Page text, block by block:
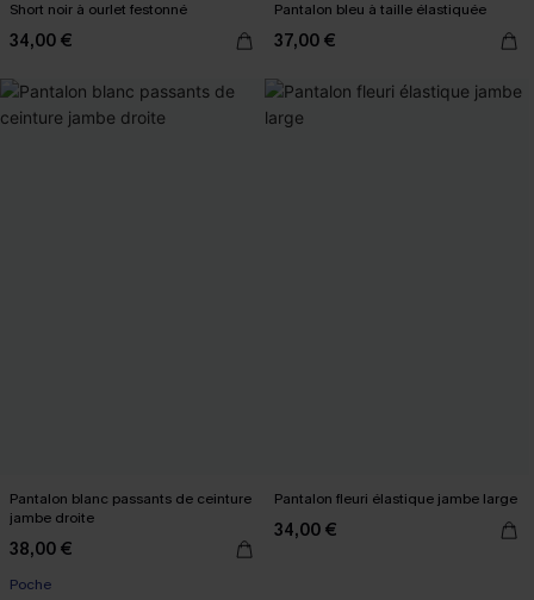
Short noir à ourlet festonné
34,00 €
Pantalon bleu à taille élastiquée
37,00 €
Pantalon blanc passants de ceinture
jambe droite
38,00 €
Poche
Pantalon fleuri élastique jambe large
34,00 €